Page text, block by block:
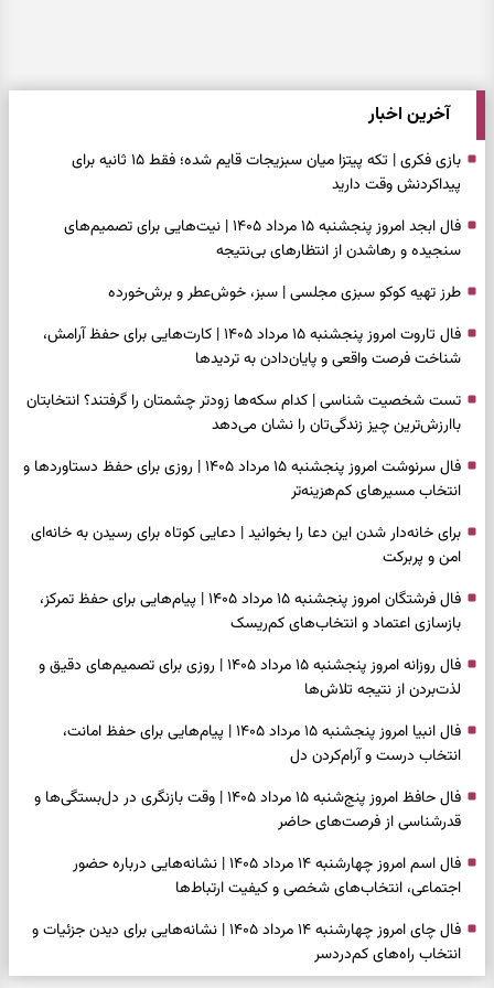
آخرین اخبار
بازی فکری | تکه پیتزا میان سبزیجات قایم شده؛ فقط ۱۵ ثانیه برای
پیداکردنش وقت دارید
فال ابجد امروز پنجشنبه ۱۵ مرداد ۱۴۰۵ | نیت‌هایی برای تصمیم‌های
سنجیده و رهاشدن از انتظارهای بی‌نتیجه
طرز تهیه کوکو سبزی مجلسی | سبز، خوش‌عطر و برش‌خورده
فال تاروت امروز پنجشنبه ۱۵ مرداد ۱۴۰۵ | کارت‌هایی برای حفظ آرامش،
شناخت فرصت واقعی و پایان‌دادن به تردیدها
تست شخصیت شناسی | کدام سکه‌ها زودتر چشمتان را گرفتند؟ انتخابتان
باارزش‌ترین چیز زندگی‌تان را نشان می‌دهد
فال سرنوشت امروز پنجشنبه ۱۵ مرداد ۱۴۰۵ | روزی برای حفظ دستاوردها و
انتخاب مسیرهای کم‌هزینه‌تر
برای خانه‌دار شدن این دعا را بخوانید | دعایی کوتاه برای رسیدن به خانه‌ای
امن و پربرکت
فال فرشتگان امروز پنجشنبه ۱۵ مرداد ۱۴۰۵ | پیام‌هایی برای حفظ تمرکز،
بازسازی اعتماد و انتخاب‌های کم‌ریسک
فال روزانه امروز پنجشنبه ۱۵ مرداد ۱۴۰۵ | روزی برای تصمیم‌های دقیق و
لذت‌بردن از نتیجه تلاش‌ها
فال انبیا امروز پنجشنبه ۱۵ مرداد ۱۴۰۵ | پیام‌هایی برای حفظ امانت،
انتخاب درست و آرام‌کردن دل
فال حافظ امروز پنج‌شنبه ۱۵ مرداد ۱۴۰۵ | وقت بازنگری در دل‌بستگی‌ها و
قدرشناسی از فرصت‌های حاضر
فال اسم امروز چهارشنبه ۱۴ مرداد ۱۴۰۵ | نشانه‌هایی درباره حضور
اجتماعی، انتخاب‌های شخصی و کیفیت ارتباط‌ها
فال چای امروز چهارشنبه ۱۴ مرداد ۱۴۰۵ | نشانه‌هایی برای دیدن جزئیات و
انتخاب راه‌های کم‌دردسر